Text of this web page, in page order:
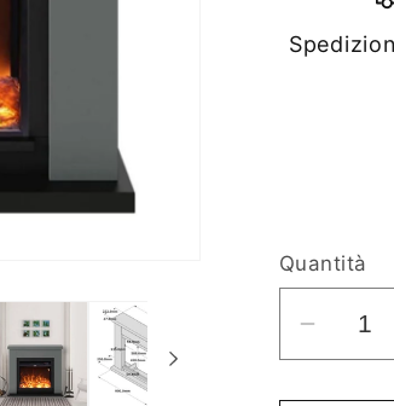
Quantità